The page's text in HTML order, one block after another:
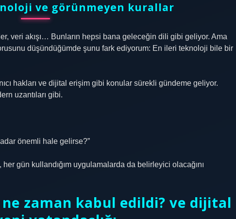
ve görünmeyen kurallar
veri akışı… Bunların hepsi bana geleceğin dili gibi geliyor. Ama
düşündüğümde şunu fark ediyorum: En ileri teknoloji bile bir
hakları ve dijital erişim gibi konular sürekli gündeme geliyor.
uzantıları gibi.
önemli hale gelirse?”
gün kullandığım uygulamalarda da belirleyici olacağını
zaman kabul edildi? ve dijital